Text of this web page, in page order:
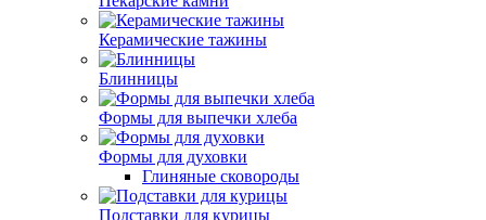
Керамические тажины
Блинницы
Формы для выпечки хлеба
Формы для духовки
Глиняные сковороды
Подставки для курицы